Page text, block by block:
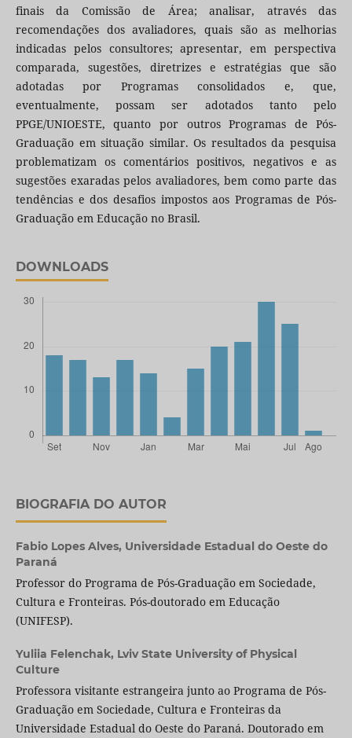
finais da Comissão de Área; analisar, através das
recomendações dos avaliadores, quais são as melhorias
indicadas pelos consultores; apresentar, em perspectiva
comparada, sugestões, diretrizes e estratégias que são
adotadas por Programas consolidados e, que,
eventualmente, possam ser adotados tanto pelo
PPGE/UNIOESTE, quanto por outros Programas de Pós-
Graduação em situação similar. Os resultados da pesquisa
problematizam os comentários positivos, negativos e as
sugestões exaradas pelos avaliadores, bem como parte das
tendências e dos desafios impostos aos Programas de Pós-
Graduação em Educação no Brasil.
DOWNLOADS
BIOGRAFIA DO AUTOR
Fabio Lopes Alves, Universidade Estadual do Oeste do
Paraná
Professor do Programa de Pós-Graduação em Sociedade,
Cultura e Fronteiras. Pós-doutorado em Educação
(UNIFESP).
Yuliia Felenchak, Lviv State University of Physical
Culture
Professora visitante estrangeira junto ao Programa de Pós-
Graduação em Sociedade, Cultura e Fronteiras da
Universidade Estadual do Oeste do Paraná. Doutorado em